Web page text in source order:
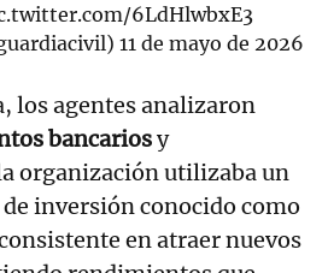
6LdHlwbxE3
11 de mayo de 2026
los agentes analizaron
bancariosy
organización utilizaba un
inversión conocido como
en atraer nuevos